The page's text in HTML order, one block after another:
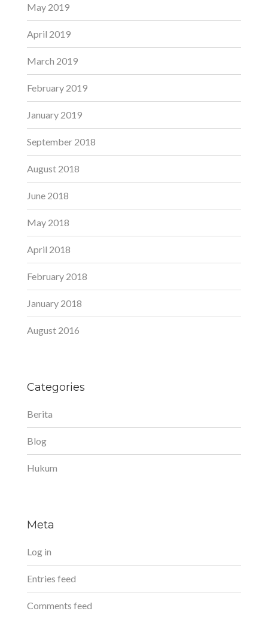
May 2019
April 2019
March 2019
February 2019
January 2019
September 2018
August 2018
June 2018
May 2018
April 2018
February 2018
January 2018
August 2016
Categories
Berita
Blog
Hukum
Meta
Log in
Entries feed
Comments feed